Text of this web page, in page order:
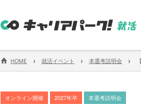
HOME › 就活イベント › 本選考説明会 ›
オンライン開催 2027年卒 本選考説明会